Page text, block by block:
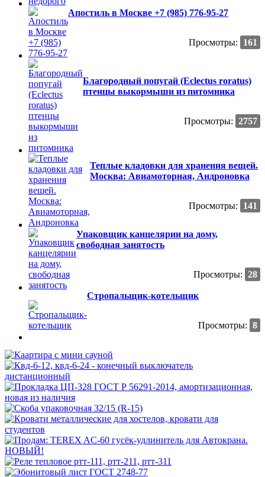
Апостиль в Москве +7 (985) 776-95-27
Просмотры: 161
Благородный попугай (Eclectus roratus)
птенцы выкормыши из питомника
Просмотры: 2757
Теплые кладовки для хранения вещей.
Москва: Авиамоторная, Андроновка
Просмотры: 141
Упаковщик канцелярии на дому,
свободная занятость
Просмотры: 28
Стропальщик-котельщик
Просмотры: 8